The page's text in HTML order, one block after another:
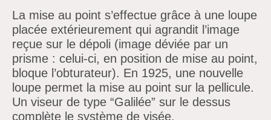
La mise au point s’effectue grâce à une loupe
placée extérieurement qui agrandit l’image
reçue sur le dépoli (image déviée par un
prisme : celui-ci, en position de mise au point,
bloque l’obturateur). En 1925, une nouvelle
loupe permet la mise au point sur la pellicule.
Un viseur de type “Galilée” sur le dessus
complète le système de visée.